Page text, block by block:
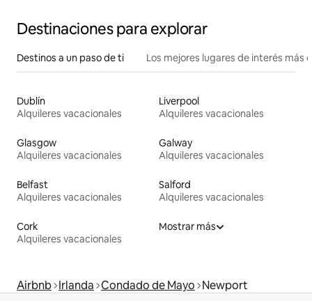
Destinaciones para explorar
Destinos a un paso de ti Los mejores lugares de interés más
Dublín
Alquileres vacacionales
Liverpool
Alquileres vacacionales
Glasgow
Alquileres vacacionales
Galway
Alquileres vacacionales
Belfast
Alquileres vacacionales
Salford
Alquileres vacacionales
Cork
Alquileres vacacionales
Mostrar más
Airbnb Irlanda Condado de Mayo Newport